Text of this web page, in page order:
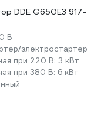
DDE G650E3 917-
В
электростартер
при 220 В: 3 кВт
при 380 В: 6 кВт